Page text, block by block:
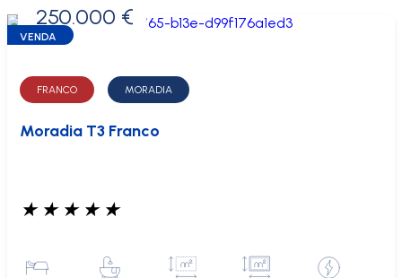
0 €
250.000 €
VENDA
FRANCO MORADIA
Moradia T3 Franco
★ ★ ★ ★ ★